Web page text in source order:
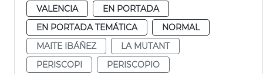
VALENCIA
EN PORTADA
EN PORTADA TEMÁTICA
NORMAL
MAITE IBÁÑEZ
LA MUTANT
PERISCOPI
PERISCOPIO